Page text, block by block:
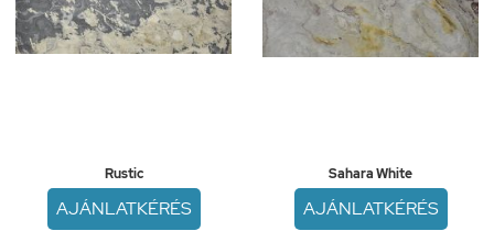
Rustic
AJÁNLATKÉRÉS
Sahara White
AJÁNLATKÉRÉS